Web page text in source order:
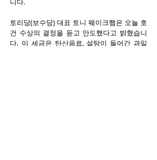
토리당(보수당) 대표 토니 웨이크햄은 오늘 호
건 수상의 결정을 듣고 안도했다고 밝혔습니
다. 이 세금은 탄산음료, 설탕이 들어간 과일